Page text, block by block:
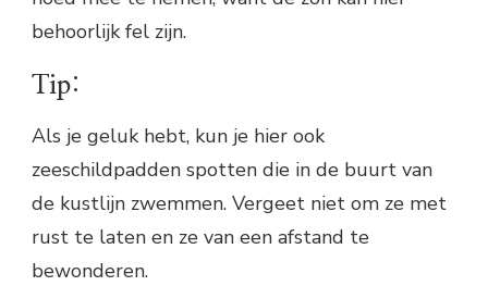
behoorlijk fel zijn.
Tip:
Als je geluk hebt, kun je hier ook
zeeschildpadden spotten die in de buurt van
de kustlijn zwemmen. Vergeet niet om ze met
rust te laten en ze van een afstand te
bewonderen.